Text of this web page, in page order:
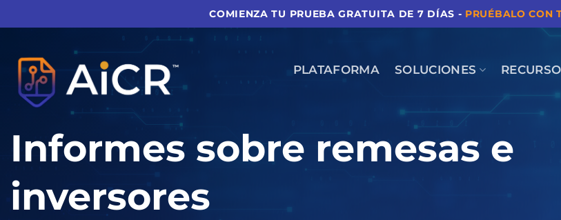
al
COMIENZA TU PRUEBA GRATUITA DE 7 DÍAS - PRUÉBALO CON
PLATAFORMA SOLUCIONES
Informes sobre remesas e
inversores